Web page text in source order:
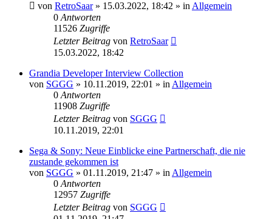
von RetroSaar» 15.03.2022, 18:42 » inAllgemein
0Antworten
11526 Zugriffe
Letzter Beitrag von RetroSaar
15.03.2022, 18:42
Grandia Developer Interview Collection
von SGGG » 10.11.2019, 22:01 » inAllgemein
0Antworten
11908 Zugriffe
Letzter Beitrag von SGGG
10.11.2019, 22:01
Sega & Sony: Neue Einblicke eine Partnerschaft, die nie
zustande gekommen ist
von SGGG » 01.11.2019, 21:47 » inAllgemein
0Antworten
12957 Zugriffe
Letzter Beitrag von SGGG